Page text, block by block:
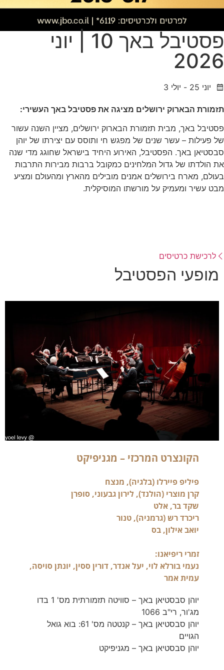
פסטיבל באך 10 | יוני
2026
יוני 25 - יולי 3
תזמורת הבארוק ירושלים מציגה את פסטיבל באך העשירי:
פסטיבל באך, מבית תזמורת הבארוק ירושלים, מציין השנה עשור
של פעילות – עשר שנים של מפגש חי ותוסס עם יצירתו של יוהן
סבסטיאן באך. הפסטיבל, האירוע היחיד בישראל שחוגג מדי שנה
את הולדתו של גדול המלחינים כמקובל ברבות מבירות התרבות
בעולם, מארח בירושלים אמנים מובילים מהארץ ומהעולם ומציע
מבט עשיר ומעמיק על מורשתו המוסיקלית.
לרכישת כרטיסים
מופעי הפסטיבל
הקונצרט המרכזי – מגניפיקט
נעמי בורלא לוי, יעל אנדר, דורין ססין, יונתן סויסה,
עמית אמר
יוהן סבסטיאן באך – סוויטה תזמורתית מס' 1 בדו
מג'ור, רי"ב 1066
יוהן סבסטיאן באך – קנטטה מס' 61: בוא גואל
הגויים
יוהן סבסטיאן באך – מגניפיקט